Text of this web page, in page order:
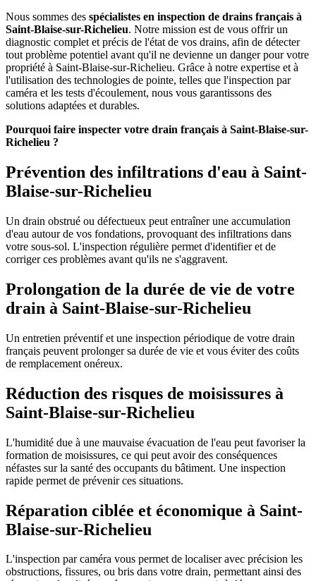
Nous sommes des spécialistes en inspection de drains français à
Saint-Blaise-sur-Richelieu. Notre mission est de vous offrir un
diagnostic complet et précis de l'état de vos drains, afin de détecter
tout problème potentiel avant qu'il ne devienne un danger pour votre
propriété à Saint-Blaise-sur-Richelieu. Grâce à notre expertise et à
l'utilisation des technologies de pointe, telles que l'inspection par
caméra et les tests d'écoulement, nous vous garantissons des
solutions adaptées et durables.
Pourquoi faire inspecter votre drain français à Saint-Blaise-sur-
Richelieu ?
Prévention des infiltrations d'eau à Saint-
Blaise-sur-Richelieu
Un drain obstrué ou défectueux peut entraîner une accumulation
d'eau autour de vos fondations, provoquant des infiltrations dans
votre sous-sol. L'inspection régulière permet d'identifier et de
corriger ces problèmes avant qu'ils ne s'aggravent.
Prolongation de la durée de vie de votre
drain à Saint-Blaise-sur-Richelieu
Un entretien préventif et une inspection périodique de votre drain
français peuvent prolonger sa durée de vie et vous éviter des coûts
de remplacement onéreux.
Réduction des risques de moisissures à
Saint-Blaise-sur-Richelieu
L'humidité due à une mauvaise évacuation de l'eau peut favoriser la
formation de moisissures, ce qui peut avoir des conséquences
néfastes sur la santé des occupants du bâtiment. Une inspection
rapide permet de prévenir ces situations.
Réparation ciblée et économique à Saint-
Blaise-sur-Richelieu
L'inspection par caméra vous permet de localiser avec précision les
obstructions, fissures, ou bris dans votre drain, permettant ainsi des